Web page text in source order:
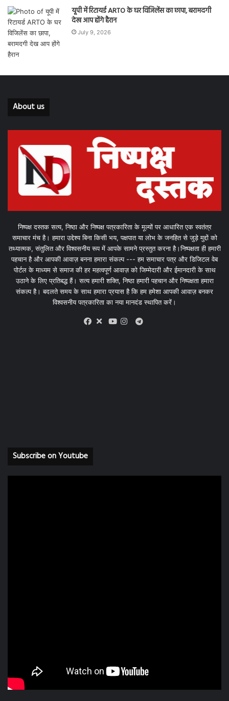
यूपी में रिटायर्ड ARTO के घर विजिलेंस का छापा, बरामदगी
देख आप होंगे हैरान
July 9, 2026
About us
निष्पक्ष दस्तक सत्य, निष्ठा और निष्पक्ष पत्रकारिता के मूल्यों पर आधारित एक स्वतंत्र
समाचार मंच है। हमारा उद्देश्य बिना किसी भय, पक्षपात या लोभ के जनहित से जुड़े मुद्दों को
तथ्यात्मक, संतुलित और विश्वसनीय रूप में आपके सामने प्रस्तुत करना है।निष्पक्षता ही हमारी
पहचान है और आपकी आवाज़ बनना हमारा संकल्प --- हम समाचार पत्र और डिजिटल वेब
पोर्टल के माध्यम से समाज की हर महत्वपूर्ण आवाज़ को जिम्मेदारी और ईमानदारी के साथ
उठाने के लिए प्रतिबद्ध हैं। सत्य हमारी शक्ति, निष्ठा हमारी पहचान और निष्पक्षता हमारा
संकल्प है। बदलते समय के साथ हमारा प्रयास है कि हम हमेशा आपकी आवाज़ बनकर
विश्वसनीय पत्रकारिता का नया मानदंड स्थापित करें।
X
Telegram
Subscribe on Youtube